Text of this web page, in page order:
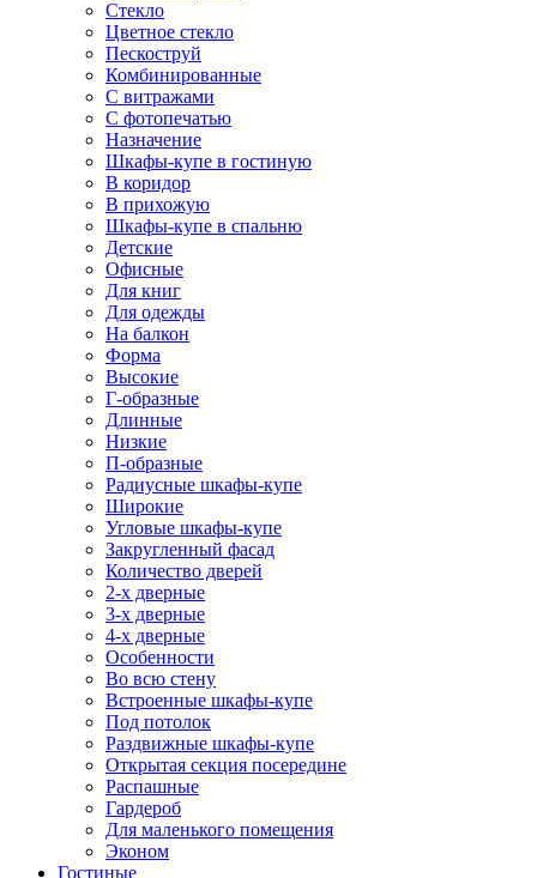
Стекло
Цветное стекло
Пескоструй
Комбинированные
С витражами
С фотопечатью
Назначение
Шкафы-купе в гостиную
В коридор
В прихожую
Шкафы-купе в спальню
Детские
Офисные
Для книг
Для одежды
На балкон
Форма
Высокие
Г-образные
Длинные
Низкие
П-образные
Радиусные шкафы-купе
Широкие
Угловые шкафы-купе
Закругленный фасад
Количество дверей
2-х дверные
3-х дверные
4-х дверные
Особенности
Во всю стену
Встроенные шкафы-купе
Под потолок
Раздвижные шкафы-купе
Открытая секция посередине
Распашные
Гардероб
Для маленького помещения
Эконом
Гостиные